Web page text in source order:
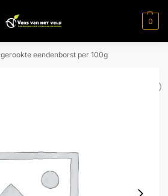
0
gerookte eendenborst per 100g